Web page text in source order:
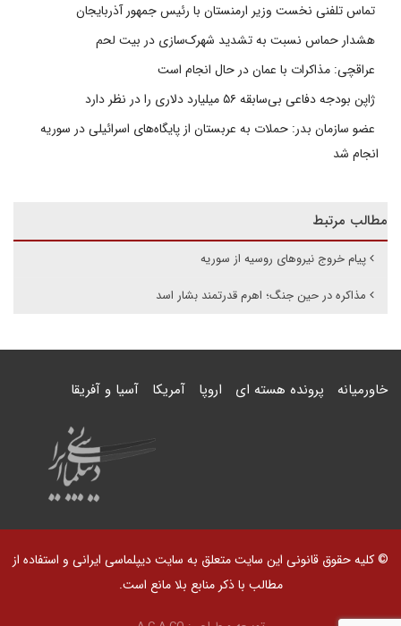
تماس تلفنی نخست وزیر ارمنستان با رئیس جمهور آذربایجان
هشدار حماس نسبت به تشدید شهرک‌سازی در بیت‌ لحم
عراقچی: مذاکرات با عمان در حال انجام است
ژاپن بودجه دفاعی بی‌سابقه ۵۶ میلیارد دلاری را در نظر دارد
عضو سازمان بدر: حملات به عربستان از پایگاه‌های اسرائیلی در سوریه
انجام شد
مطالب مرتبط
پیام خروج نیروهای روسیه از سوریه
مذاکره در حین جنگ؛ اهرم قدرتمند بشار اسد
خاورمیانه پرونده هسته ای اروپا آمریکا آسیا و آفریقا
© کلیه حقوق قانونی این سایت متعلق به سایت دیپلماسی ایرانی و استفاده از
مطالب با ذکر منابع بلا مانع است.